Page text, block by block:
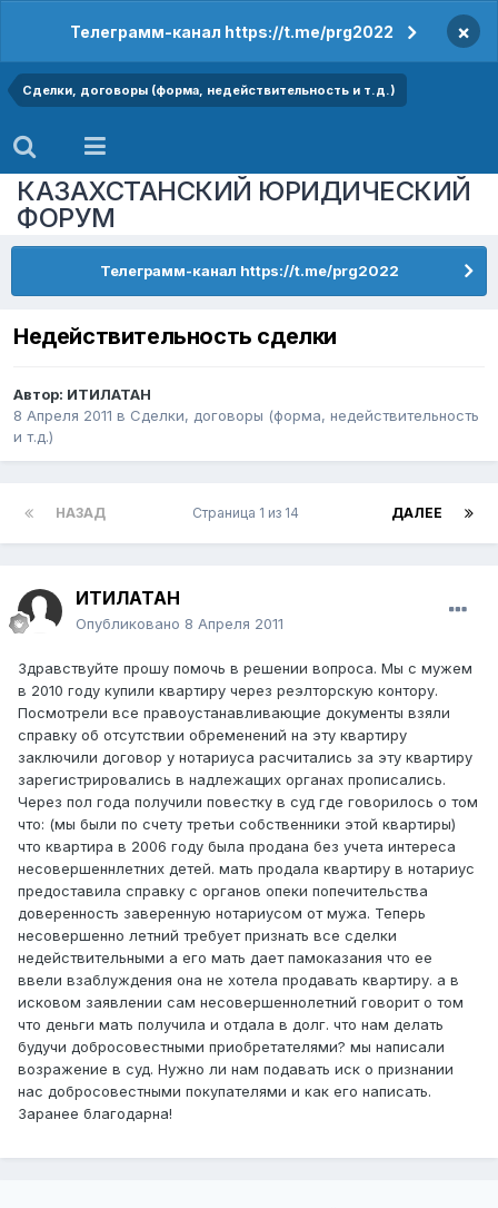
Телеграмм-канал https://t.me/prg2022 ×
Сделки, договоры (форма, недействительность и т.д.)
КАЗАХСТАНСКИЙ ЮРИДИЧЕСКИЙ
ФОРУМ
Телеграмм-канал https://t.me/prg2022
Недействительность сделки
Автор: ИТИЛАТАН
8 Апреля 2011 в Сделки, договоры (форма, недействительность
и т.д.)
НАЗАД ДАЛЕЕ
Страница 1 из 14
ИТИЛАТАН
Опубликовано 8 Апреля 2011
Здравствуйте прошу помочь в решении вопроса. Мы с мужем
в 2010 году купили квартиру через реэлторскую контору.
Посмотрели все правоустанавливающие документы взяли
справку об отсутствии обременений на эту квартиру
заключили договор у нотариуса расчитались за эту квартиру
зарегистрировались в надлежащих органах прописались.
Через пол года получили повестку в суд где говорилось о том
что: (мы были по счету третьи собственники этой квартиры)
что квартира в 2006 году была продана без учета интереса
несовершеннлетних детей. мать продала квартиру в нотариус
предоставила справку с органов опеки попечительства
доверенность заверенную нотариусом от мужа. Теперь
несовершенно летний требует признать все сделки
недействительными а его мать дает памоказания что ее
ввели взаблуждения она не хотела продавать квартиру. а в
исковом заявлении сам несовершеннолетний говорит о том
что деньги мать получила и отдала в долг. что нам делать
будучи добросовестными приобретателями? мы написали
возражение в суд. Нужно ли нам подавать иск о признании
нас добросовестными покупателями и как его написать.
Заранее благодарна!